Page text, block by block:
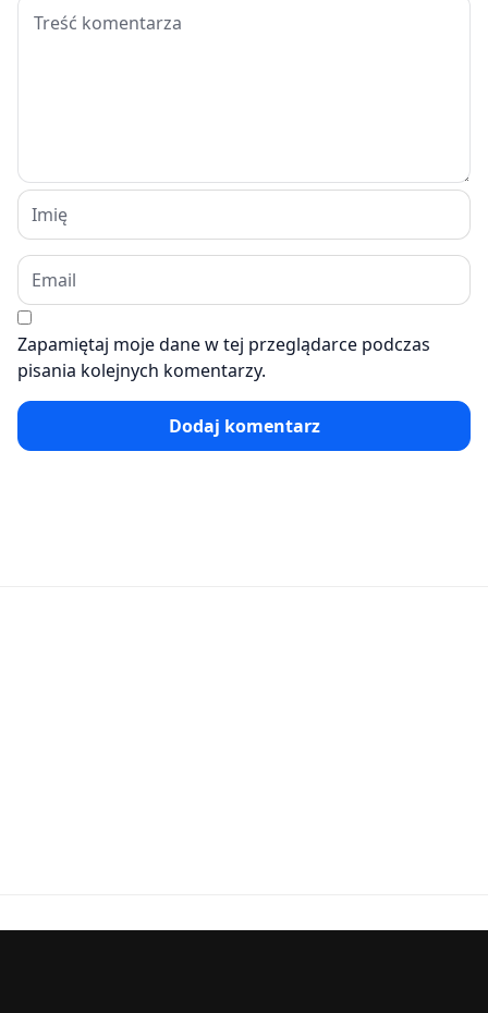
Zapamiętaj moje dane w tej przeglądarce podczas
pisania kolejnych komentarzy.
Dodaj komentarz